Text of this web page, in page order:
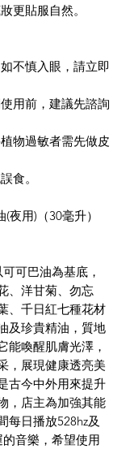
更貼服自然。
不慎入眼，請立即
用前，建議先諮詢
物過敏者需先做皮
食。
夜用)（30毫升）
可巴油為基底，
、洋甘菊、勿忘
、千日紅七種花材
及珍貴精油，質地
能喚醒肌膚光澤，
，展現健康透亮美
古今中外用來提升
，店主為加強其能
每日播放528hz及
音樂，希望使用